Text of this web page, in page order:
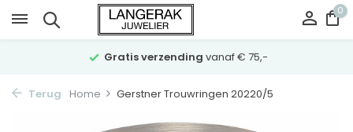
0
Gratis verzending vanaf € 75,-
Terug Home Gerstner Trouwringen 20220/5